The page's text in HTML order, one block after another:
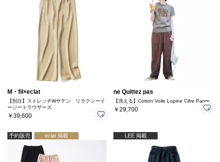
M・fil×eclat
【別注】ストレッチWサテン リラクシーイ
ージートラウザーズ
￥39,600
ne Quittez pas
【洗える】Cotton Voile Lupine Cifre Pants
￥29,700
予約販売 eclat 掲載 LEE 掲載